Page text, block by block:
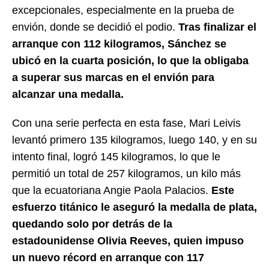
excepcionales, especialmente en la prueba de
envión, donde se decidió el podio. Tras finalizar el
arranque con 112 kilogramos, Sánchez se
ubicó en la cuarta posición, lo que la obligaba
a superar sus marcas en el envión para
alcanzar una medalla.
Con una serie perfecta en esta fase, Mari Leivis
levantó primero 135 kilogramos, luego 140, y en su
intento final, logró 145 kilogramos, lo que le
permitió un total de 257 kilogramos, un kilo más
que la ecuatoriana Angie Paola Palacios. Este
esfuerzo titánico le aseguró la medalla de plata,
quedando solo por detrás de la
estadounidense Olivia Reeves, quien impuso
un nuevo récord en arranque con 117